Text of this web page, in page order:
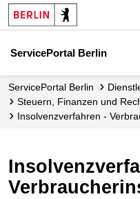
ServicePortal Berlin
ServicePortal Berlin
Steuern, Finanzen und
Insolvenzverfahren -